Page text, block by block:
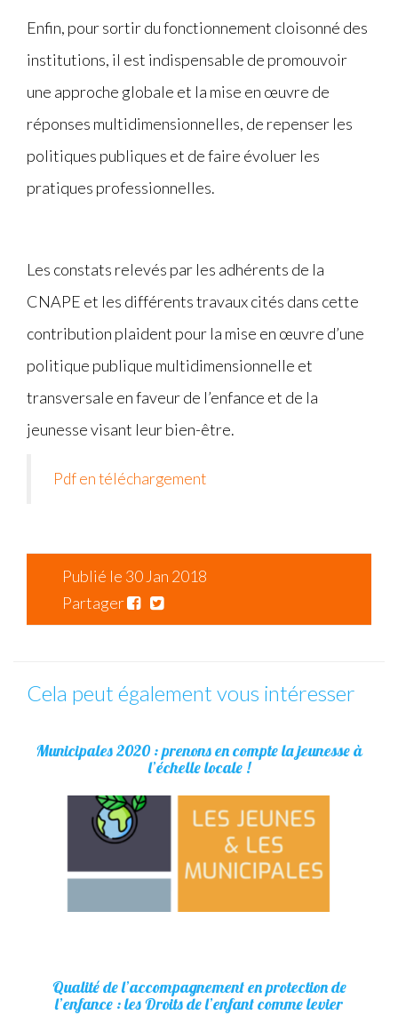
Enfin, pour sortir du fonctionnement cloisonné des
institutions, il est indispensable de promouvoir
une approche globale et la mise en œuvre de
réponses multidimensionnelles, de repenser les
politiques publiques et de faire évoluer les
pratiques professionnelles.
Les constats relevés par les adhérents de la
CNAPE et les différents travaux cités dans cette
contribution plaident pour la mise en œuvre d’une
politique publique multidimensionnelle et
transversale en faveur de l’enfance et de la
jeunesse visant leur bien-être.
Pdf en téléchargement
Publié le 30 Jan 2018
Partager
Cela peut également vous intéresser
Municipales 2020 : prenons en compte la jeunesse à
l’échelle locale !
Qualité de l’accompagnement en protection de
l’enfance : les Droits de l’enfant comme levier